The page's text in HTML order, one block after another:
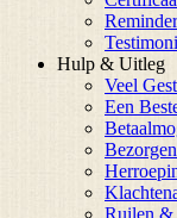
Hulp & Uitleg
Veel
Een
Ruilen &